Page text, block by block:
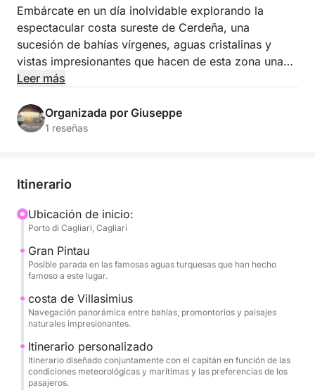
Embárcate en un día inolvidable explorando la
espectacular costa sureste de Cerdeña, una
sucesión de bahías vírgenes, aguas cristalinas y
vistas impresionantes que hacen de esta zona una
de las más apreciadas de la isla.
Esta excursión de día completo está diseñada para
ofrecerte la máxima libertad y flexibilidad. El
marítimas, y tu ritmo preferido. Puedes optar por
famosa por su increíble mar turquesa, o explorar las
bahías de la zona de Mare Pintau, reconocidas por
sus colores caribeños y aguas cristalinas.
Durante la travesía, tendrás la oportunidad de parar
en las calas más pintorescas para nadar, practicar
snorkel o simplemente relajarte al sol rodeado de
naturaleza virgen. Las paradas y la ruta se
adaptarán a lo largo del día para lograr las mejores
condiciones y brindarte una experiencia auténtica y
personalizada.
Leer más
Organizada por Giuseppe
1 reseñas
Itinerario
Ubicación de inicio:
Porto di Cagliari, Cagliari
Gran Pintau
Posible parada en las famosas aguas turquesas que han hecho
famoso a este lugar.
costa de Villasimius
Navegación panorámica entre bahías, promontorios y paisajes
naturales impresionantes.
Itinerario personalizado
Itinerario diseñado conjuntamente con el capitán en función de las
condiciones meteorológicas y marítimas y las preferencias de los
pasajeros.